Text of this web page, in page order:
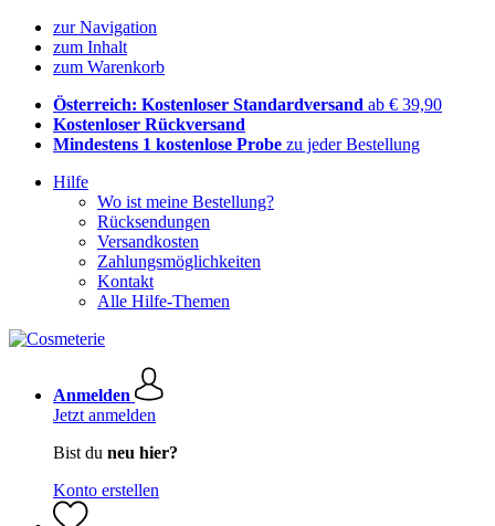
zur Navigation
zum Inhalt
zum Warenkorb
Österreich: Kostenloser Standardversand ab € 39,90
Kostenloser Rückversand
Mindestens 1 kostenlose Probe zu jeder Bestellung
Hilfe
Wo ist meine Bestellung?
Rücksendungen
Versandkosten
Zahlungsmöglichkeiten
Kontakt
Alle Hilfe-Themen
Anmelden
Jetzt anmelden
Bist du neu hier?
Konto erstellen